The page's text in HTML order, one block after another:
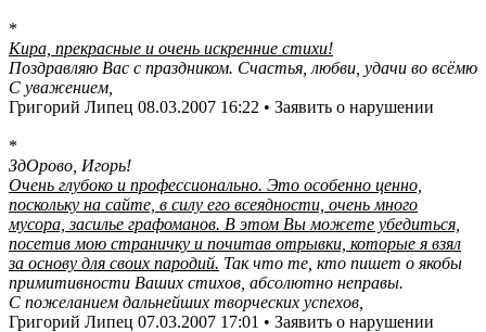
*
Кира, прекрасные и очень искренние стихи!
Поздравляю Вас с праздником. Счастья, любви, удачи во всёмю
С уважением,
Григорий Липец 08.03.2007 16:22 • Заявить о нарушении
*
ЗдОрово, Игорь!
Очень глубоко и профессионально. Это особенно ценно,
поскольку на сайте, в силу его всеядности, очень много
мусора, засилье графоманов. В этом Вы можете убедиться,
посетив мою страничку и почитав отрывки, которые я взял
за основу для своих пародий. Так что те, кто пишет о якобы
примитивности Ваших стихов, абсолютно неправы.
С пожеланием дальнейших творческих успехов,
Григорий Липец 07.03.2007 17:01 • Заявить о нарушении